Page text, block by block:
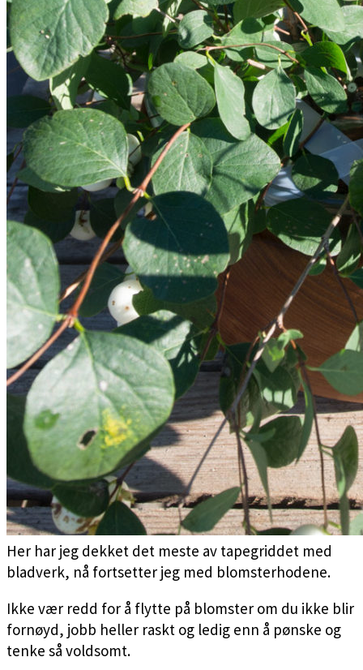
Her har jeg dekket det meste av tapegriddet med
bladverk, nå fortsetter jeg med blomsterhodene.
Ikke vær redd for å flytte på blomster om du ikke blir
fornøyd, jobb heller raskt og ledig enn å pønske og
tenke så voldsomt.